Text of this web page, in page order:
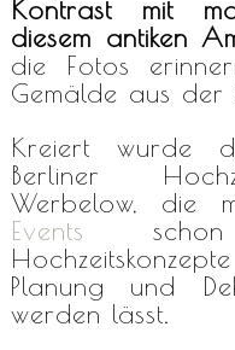
Kontrast mit
diesem antiken
die Fotos
Gemälde aus der
Kreiert wurde
Berliner
Werbelow, die
Events schon
Planung und
werden lässt.